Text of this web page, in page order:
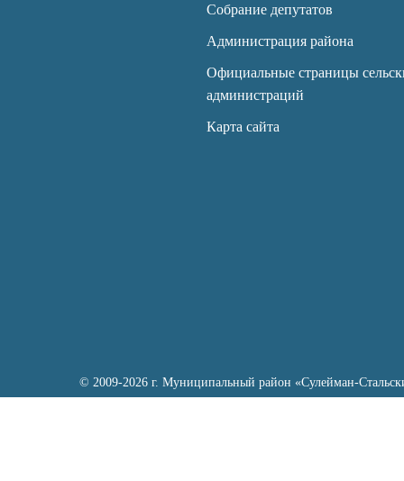
Собрание депутатов
Администрация района
Официальные страницы
администраций
Карта сайта
© 2009-2026 г. Муниципальный район «Сулейман-